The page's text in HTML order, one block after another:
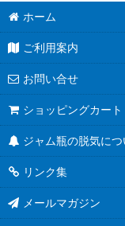
ホーム
ご利用案内
お問い合せ
ショッピングカート
ジャム瓶の脱気につ
リンク集
メールマガジン